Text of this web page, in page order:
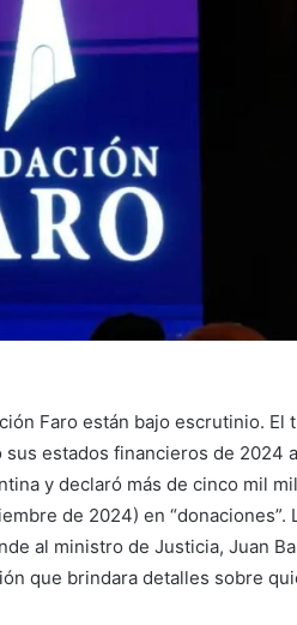
Faro están bajo escrutinio.
estados financieros de 2024
y declaró más de cinco mil
de 2024) en
al ministro de Justicia, Juan
que brindara detalles sobre